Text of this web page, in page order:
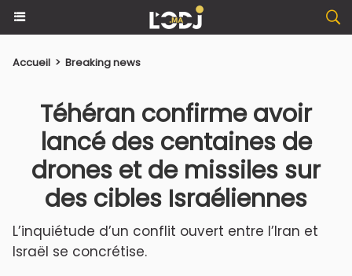
Accueil > Breaking news
Téhéran confirme avoir
lancé des centaines de
drones et de missiles sur
des cibles Israéliennes
L’inquiétude d’un conflit ouvert entre l’Iran et
Israël se concrétise.